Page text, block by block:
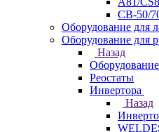
СВ-50/
Оборудование для
Оборудование для
Назад
Реостаты
Инвертора
Назад